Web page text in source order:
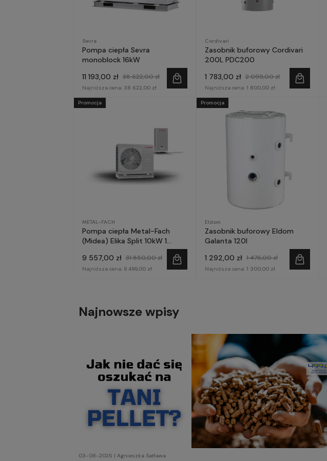
Sevra
Pompa ciepła Sevra
monoblock 16kW
11 193,00 zł 38 622,00 zł
Najniższa cena: 38 622,00 zł
Cordivari
Zasobnik buforowy Cordivari
200L PDC200
1 783,00 zł 2 099,00 zł
Najniższa cena: 1 800,00 zł
METAL-FACH
Pompa ciepła Metal-Fach
(Midea) Elika Split 10kW 1
9 557,00 zł 31 850,00 zł
Najniższa cena: 9 499,00 zł
Promocja
Eldom
Zasobnik buforowy Eldom
Galanta 120l
1 292,00 zł 1 476,00 zł
Najniższa cena: 1 300,00 zł
Promocja
Najnowsze wpisy
03-08-2026 | Agnieszka Satława